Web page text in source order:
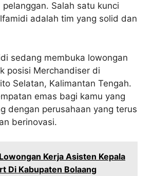
Salah satu kunci
adalah tim yang solid dan
sedang membuka lowongan
posisi Merchandiser di
Selatan, Kalimantan Tengah.
emas bagi kamu yang
dengan perusahaan yang terus
berinovasi.
Lowongan Kerja Asisten Kepala
Di Kabupaten Bolaang